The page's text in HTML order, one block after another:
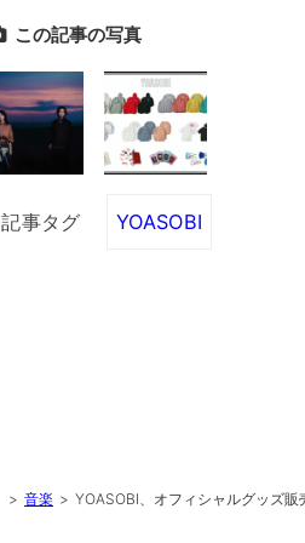
この記事の写真
記事タグ YOASOBI
> 音楽 > YOASOBI、オフィシャルグッズ販